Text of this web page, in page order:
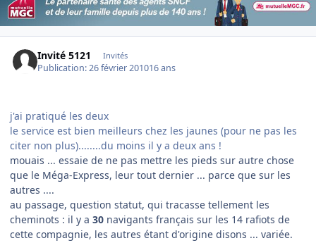
Invité 5121 Invités
Publication:26 février 201016 ans
j'ai pratiqué les deux
le service est bien meilleurs chez les jaunes (pour ne pas les
citer non plus)........du moins il y a deux ans !
mouais ... essaie de ne pas mettre les pieds sur autre chose
que le Méga-Express, leur tout dernier ... parce que sur les
autres ....
au passage, question statut, qui tracasse tellement les
cheminots : il y a 30 navigants français sur les 14 rafiots de
cette compagnie, les autres étant d'origine disons ... variée.